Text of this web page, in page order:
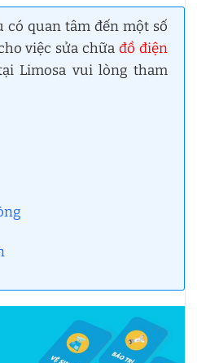
có quan tâm đến một số
việc sửa chữađồ điện
Limosa vui lòng tham